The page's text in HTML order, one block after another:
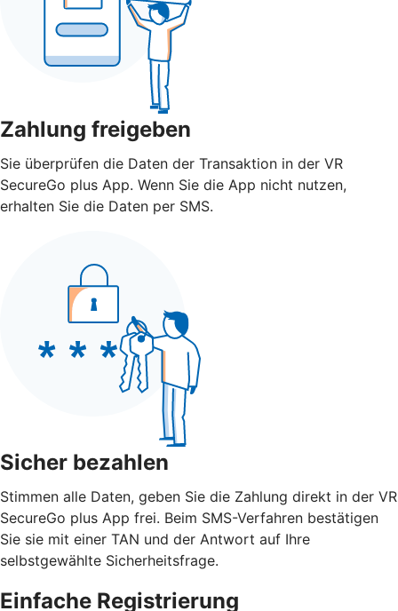
Zahlung freigeben
Sie überprüfen die Daten der Transaktion in der VR
SecureGo plus App. Wenn Sie die App nicht nutzen,
erhalten Sie die Daten per SMS.
Sicher bezahlen
Stimmen alle Daten, geben Sie die Zahlung direkt in der VR
SecureGo plus App frei. Beim SMS-Verfahren bestätigen
Sie sie mit einer TAN und der Antwort auf Ihre
selbstgewählte Sicherheitsfrage.
Einfache Registrierung